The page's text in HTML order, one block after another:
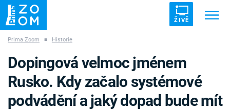
ŽIVĚ
ZÁHADY VETŘELCI DÁVNOVĚKU
Prima Zoom ■ Historie
Dopingová velmoc jménem
Rusko. Kdy začalo systémové
podvádění a jaký dopad bude mít